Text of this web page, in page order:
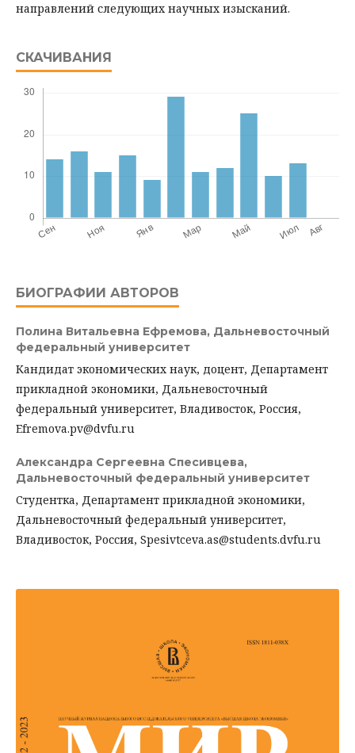
направлений следующих научных изысканий.
СКАЧИВАНИЯ
БИОГРАФИИ АВТОРОВ
Полина Витальевна Ефремова, Дальневосточный
федеральный университет
Кандидат экономических наук, доцент, Департамент
прикладной экономики, Дальневосточный
федеральный университет, Владивосток, Россия,
Efremova.pv@dvfu.ru
Александра Сергеевна Спесивцева,
Дальневосточный федеральный университет
Студентка, Департамент прикладной экономики,
Дальневосточный федеральный университет,
Владивосток, Россия, Spesivtceva.as@students.dvfu.ru